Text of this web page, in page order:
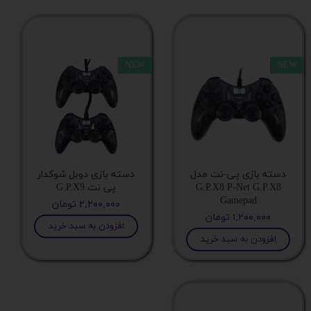
ظرفیت فشار هوا
طول کابل
سوکت های قابل پشتیبانی
نوع خنک کننده
دسته بازی پی-نت مدل
G.P.X8 P-Net G.P.X8
Gamepad
۱,۲۰۰,۰۰۰ تومان
افزودن به سبد خرید
NEW
دسته بازی دوبل شوکدار
پی نت G.P.X9
۲,۲۰۰,۰۰۰ تومان
افزودن به سبد خرید
NEW